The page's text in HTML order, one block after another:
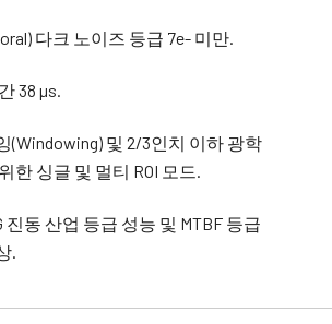
다크 노이즈 등급 7e- 미만.
38 µs.
(Windowing) 및 2/3인치 이하 광학
한 싱글 및 멀티 ROI 모드.
진동 산업 등급 성능 및 MTBF 등급
.